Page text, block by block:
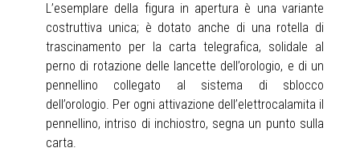
L’esemplare della figura in apertura è una variante
costruttiva unica; è dotato anche di una rotella di
trascinamento per la carta telegrafica, solidale al
perno di rotazione delle lancette dell’orologio, e di un
pennellino collegato al sistema di sblocco
dell’orologio. Per ogni attivazione dell’elettrocalamita il
pennellino, intriso di inchiostro, segna un punto sulla
carta.